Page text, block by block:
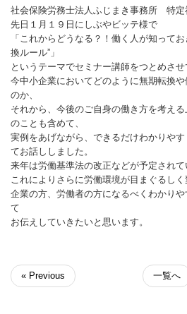
社会保険労務士法人ふじまき事務所 特定
先日１月１９日にしぶやビッテ様で
「これからどうなる？！働く人が知って
換ルール”」
というテーマでセミナー講師をつとめさせ
今中小企業においてどのように無期転換
のか、
それから、今後のご自身の働き方を考え
のことも含めて、
実例をあげながら、できるだけわかりや
てお話ししました。
来年は労働基準法の改正などが予定されて
これによりさらに労働環境が目まぐるしく
企業の方、労働者の方になるべくわかり
て
お伝えしていきたいと思います。
« Previous 一覧へ